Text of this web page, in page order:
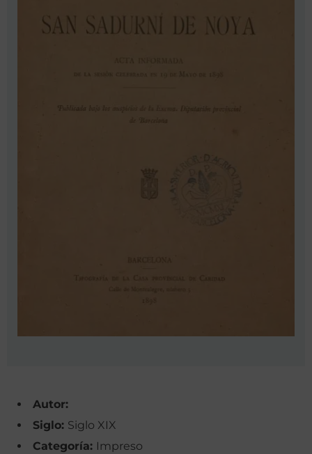
Autor:
Siglo: Siglo XIX
Categoría: Impreso